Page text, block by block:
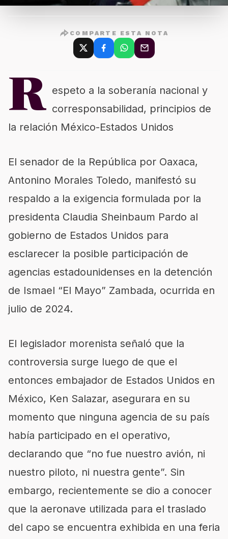
COMPARTE ESTA NOTA
R espeto a la soberanía nacional y
corresponsabilidad, principios de
la relación México-Estados Unidos
El senador de la República por Oaxaca,
Antonino Morales Toledo, manifestó su
respaldo a la exigencia formulada por la
presidenta Claudia Sheinbaum Pardo al
gobierno de Estados Unidos para
esclarecer la posible participación de
agencias estadounidenses en la detención
de Ismael “El Mayo” Zambada, ocurrida en
julio de 2024.
El legislador morenista señaló que la
controversia surge luego de que el
entonces embajador de Estados Unidos en
México, Ken Salazar, asegurara en su
momento que ninguna agencia de su país
había participado en el operativo,
declarando que “no fue nuestro avión, ni
nuestro piloto, ni nuestra gente”. Sin
embargo, recientemente se dio a conocer
que la aeronave utilizada para el traslado
del capo se encuentra exhibida en una feria